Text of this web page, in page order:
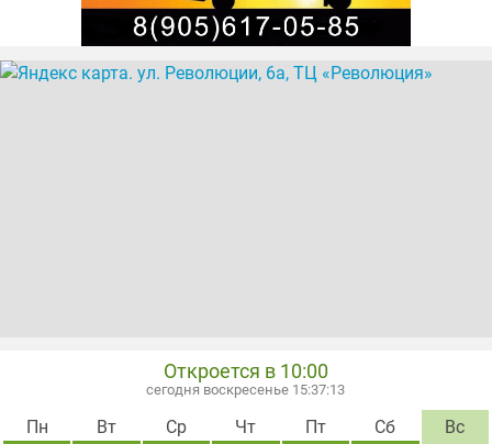
Откроется в 10:00
сегодня воскресенье 15:37:14
Пн Вт Ср Чт Пт Сб Вс